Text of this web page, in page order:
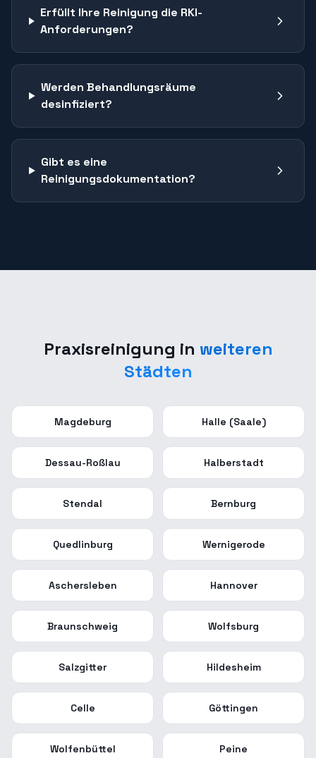
Erfüllt Ihre Reinigung die RKI-
Anforderungen?
Werden Behandlungsräume
desinfiziert?
Gibt es eine
Reinigungsdokumentation?
Praxisreinigung in weiteren
Städten
Magdeburg Halle (Saale)
Dessau-Roßlau Halberstadt
Stendal Bernburg
Quedlinburg Wernigerode
Aschersleben Hannover
Braunschweig Wolfsburg
Salzgitter Hildesheim
Celle Göttingen
Wolfenbüttel Peine